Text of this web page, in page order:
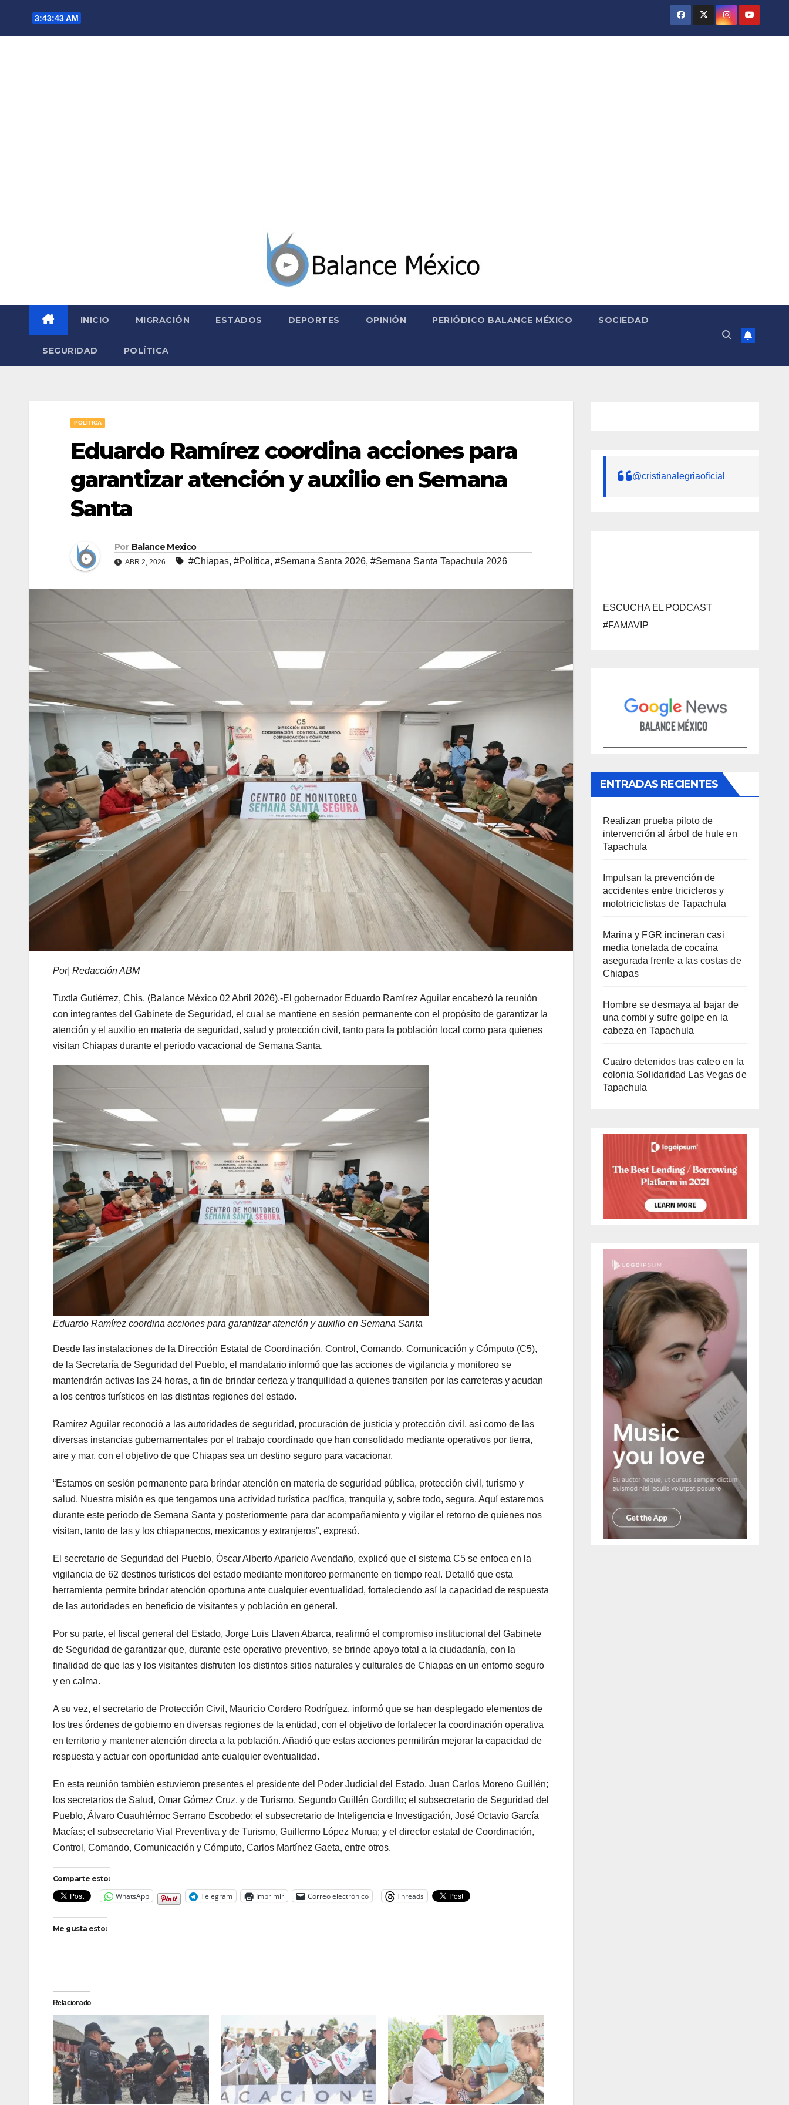
3:43:44 AM
INICIO MIGRACIÓN ESTADOS DEPORTES OPINIÓN PERIÓDICO BALANCE MÉXICO SOCIEDAD
SEGURIDAD POLÍTICA
POLÍTICA
Eduardo Ramírez coordina acciones para
garantizar atención y auxilio en Semana
Santa
Por Balance Mexico
ABR 2, 2026 #Chiapas, #Política, #Semana Santa 2026, #Semana Santa Tapachula 2026
Por| Redacción ABM
Tuxtla Gutiérrez, Chis. (Balance México 02 Abril 2026).-El gobernador Eduardo Ramírez Aguilar encabezó la reunión
con integrantes del Gabinete de Seguridad, el cual se mantiene en sesión permanente con el propósito de garantizar la
atención y el auxilio en materia de seguridad, salud y protección civil, tanto para la población local como para quienes
visitan Chiapas durante el periodo vacacional de Semana Santa.
Eduardo Ramírez coordina acciones para garantizar atención y auxilio en Semana Santa
Desde las instalaciones de la Dirección Estatal de Coordinación, Control, Comando, Comunicación y Cómputo (C5),
de la Secretaría de Seguridad del Pueblo, el mandatario informó que las acciones de vigilancia y monitoreo se
mantendrán activas las 24 horas, a fin de brindar certeza y tranquilidad a quienes transiten por las carreteras y acudan
a los centros turísticos en las distintas regiones del estado.
Ramírez Aguilar reconoció a las autoridades de seguridad, procuración de justicia y protección civil, así como de las
diversas instancias gubernamentales por el trabajo coordinado que han consolidado mediante operativos por tierra,
aire y mar, con el objetivo de que Chiapas sea un destino seguro para vacacionar.
“Estamos en sesión permanente para brindar atención en materia de seguridad pública, protección civil, turismo y
salud. Nuestra misión es que tengamos una actividad turística pacífica, tranquila y, sobre todo, segura. Aquí estaremos
durante este periodo de Semana Santa y posteriormente para dar acompañamiento y vigilar el retorno de quienes nos
visitan, tanto de las y los chiapanecos, mexicanos y extranjeros”, expresó.
El secretario de Seguridad del Pueblo, Óscar Alberto Aparicio Avendaño, explicó que el sistema C5 se enfoca en la
vigilancia de 62 destinos turísticos del estado mediante monitoreo permanente en tiempo real. Detalló que esta
herramienta permite brindar atención oportuna ante cualquier eventualidad, fortaleciendo así la capacidad de respuesta
de las autoridades en beneficio de visitantes y población en general.
Por su parte, el fiscal general del Estado, Jorge Luis Llaven Abarca, reafirmó el compromiso institucional del Gabinete
de Seguridad de garantizar que, durante este operativo preventivo, se brinde apoyo total a la ciudadanía, con la
finalidad de que las y los visitantes disfruten los distintos sitios naturales y culturales de Chiapas en un entorno seguro
y en calma.
A su vez, el secretario de Protección Civil, Mauricio Cordero Rodríguez, informó que se han desplegado elementos de
los tres órdenes de gobierno en diversas regiones de la entidad, con el objetivo de fortalecer la coordinación operativa
en territorio y mantener atención directa a la población. Añadió que estas acciones permitirán mejorar la capacidad de
respuesta y actuar con oportunidad ante cualquier eventualidad.
En esta reunión también estuvieron presentes el presidente del Poder Judicial del Estado, Juan Carlos Moreno Guillén;
los secretarios de Salud, Omar Gómez Cruz, y de Turismo, Segundo Guillén Gordillo; el subsecretario de Seguridad del
Pueblo, Álvaro Cuauhtémoc Serrano Escobedo; el subsecretario de Inteligencia e Investigación, José Octavio García
Macías; el subsecretario Vial Preventiva y de Turismo, Guillermo López Murua; y el director estatal de Coordinación,
Control, Comando, Comunicación y Cómputo, Carlos Martínez Gaeta, entre otros.
Comparte esto:
WhatsApp Telegram Imprimir Correo electrónico Threads
Me gusta esto:
Relacionado
@cristianalegriaoficial
ESCUCHA EL PODCAST
#FAMAVIP
ENTRADAS RECIENTES
Realizan prueba piloto de
intervención al árbol de hule en
Tapachula
Impulsan la prevención de
accidentes entre tricicleros y
mototriciclistas de Tapachula
Marina y FGR incineran casi
media tonelada de cocaína
asegurada frente a las costas de
Chiapas
Hombre se desmaya al bajar de
una combi y sufre golpe en la
cabeza en Tapachula
Cuatro detenidos tras cateo en la
colonia Solidaridad Las Vegas de
Tapachula